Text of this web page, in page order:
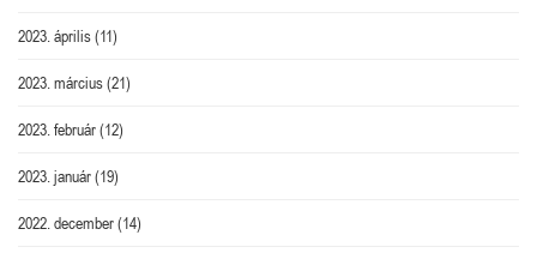
2023. április(11)
2023. március(21)
2023. február(12)
2023. január(19)
2022. december(14)